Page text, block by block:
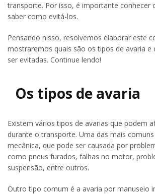
transporte. Por isso, é importante conhecer
saber como evitá-los.
Pensando nisso, resolvemos elaborar este
mostraremos quais são os tipos de avaria e
ser evitadas. Continue lendo!
Os tipos de avaria
Existem vários tipos de avarias que podem
durante o transporte. Uma das mais
mecânica, que pode ser causada por
como pneus furados, falhas no motor,
suspensão, entre outros.
Outro tipo comum é a avaria por manuseio